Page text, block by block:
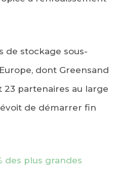
de stockage sous-
dont Greensand
partenaires au large
de démarrer fin
des plus grandes